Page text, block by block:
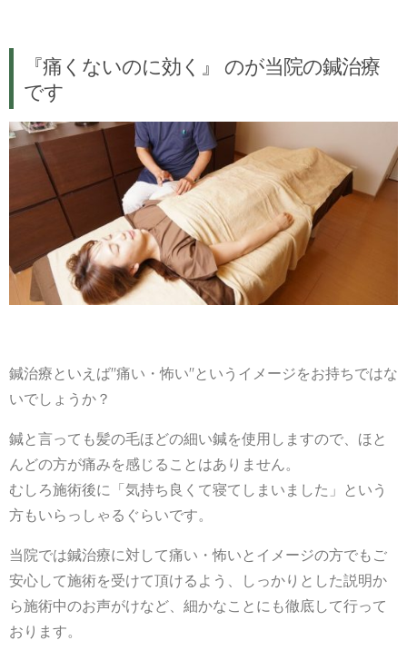
『痛くないのに効く』
のが当院の鍼治療
です
鍼治療といえば"痛い・怖い"というイメージをお持ちではな
いでしょうか？
鍼と言っても髪の毛ほどの細い鍼を使用しますので、ほと
んどの方が痛みを感じることはありません。
むしろ施術後に「気持ち良くて寝てしまいました」という
方もいらっしゃるぐらいです。
当院では鍼治療に対して痛い・怖いとイメージの方でもご
安心して施術を受けて頂けるよう、しっかりとした説明か
ら施術中のお声がけなど、細かなことにも徹底して行って
おります。